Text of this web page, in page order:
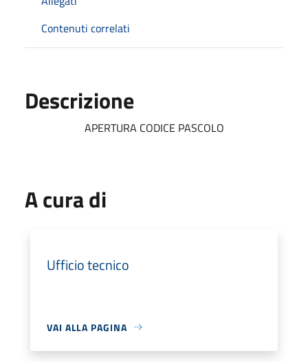
Contenuti correlati
Descrizione
APERTURA CODICE PASCOLO
A cura di
Ufficio tecnico
VAI ALLA PAGINA